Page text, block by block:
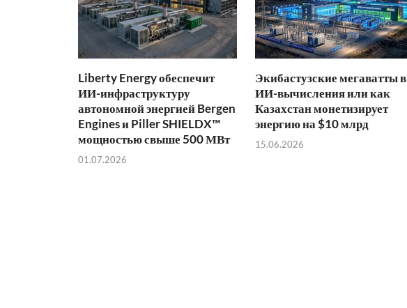
Liberty Energy обеспечит
ИИ-инфраструктуру
автономной энергией Bergen
Engines и Piller SHIELDX™
мощностью свыше 500 МВт
01.07.2026
Экибастузские мегаватты в
ИИ-вычисления или как
Казахстан монетизирует
энергию на $10 млрд
15.06.2026